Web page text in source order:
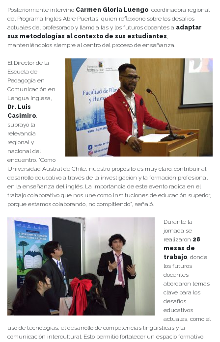
Posteriormente intervino Carmen Gloria Luengo, coordinadora regional
del Programa Inglés Abre Puertas, quien reflexionó sobre los desafíos
actuales del profesorado y llamó a las y los futuros docentes a adaptar
sus metodologías al contexto de sus estudiantes,
manteniéndolos siempre al centro del proceso de enseñanza.
El Director de la
Escuela de
Pedagogía en
Comunicación en
Lengua Inglesa,
Dr. Luis
Casimiro,
subrayó la
relevancia
regional y
nacional del
encuentro. “Como
Universidad Austral de Chile, nuestro propósito es muy claro: contribuir al
desarrollo educativo a través de la investigación y la formación profesional
en la enseñanza del inglés. La importancia de este evento radica en el
trabajo colaborativo que nos une como instituciones de educación superior,
porque estamos colaborando, no compitiendo”, señaló.
Durante la
jornada se
realizaron 28
mesas de
trabajo, donde
los futuros
docentes
abordaron temas
clave para los
desafíos
educativos
actuales, como el
uso de tecnologías, el desarrollo de competencias lingüísticas y la
comunicación intercultural. Esto permitió fortalecer un espacio formativo